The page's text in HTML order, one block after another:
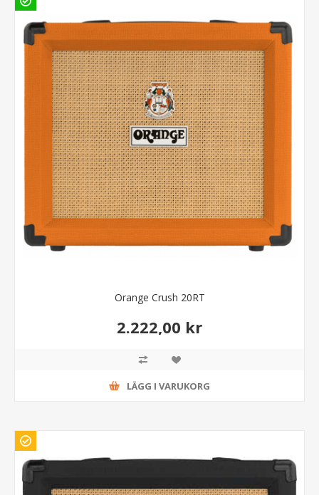
Orange Crush 20RT
2.222,00 kr
LÄGG I VARUKORG